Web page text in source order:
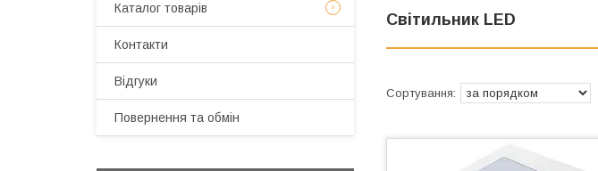
Світильник LED
Каталог товарів
Контакти
Відгуки
Повернення та обмін